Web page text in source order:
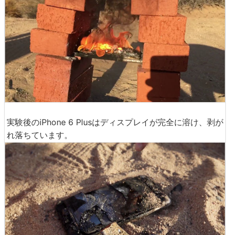
実験後のiPhone 6 Plusはディスプレイが完全に溶け、剥が
れ落ちています。